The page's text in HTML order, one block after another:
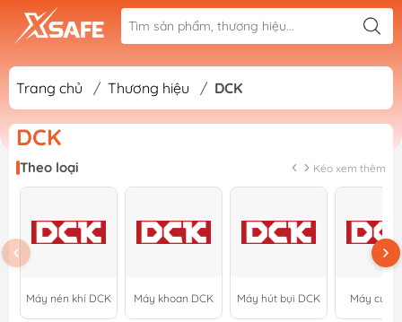
Trang chủ / Thương hiệu / DCK
DCK
Theo loại Kéo xem thêm
Máy nén khí DCK Máy khoan DCK Máy hút bụi DCK Máy cưa